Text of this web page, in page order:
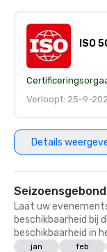
ISO
Verloopt: 25-9-
Details
Laat uw
beschikbaarheid bij
beschikbaarheid in
jan feb